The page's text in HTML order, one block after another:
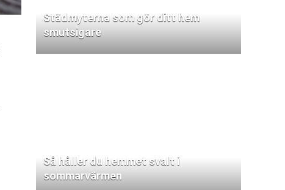
Städmyterna som gör ditt hem
smutsigare
Så håller du hemmet svalt i
sommarvärmen